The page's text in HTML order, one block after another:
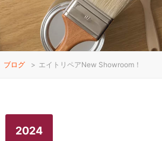
ブログ > エイトリペアNew Showroom！
2024